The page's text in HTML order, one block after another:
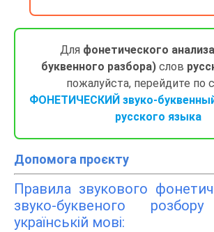
Для фонетического
буквенного разбора)слов
пожалуйста, перейдите по
ФОНЕТИЧЕСКИЙ звуко-
русского языка
Допомога проєкту
Правила звукового
звуко-буквеного
українській мові: